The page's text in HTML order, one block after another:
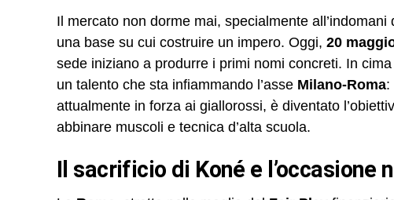
Il mercato non dorme mai, specialmente
una base su cui costruire un impero. Oggi, 20
sede iniziano a produrre i primi nomi concreti. In
un talento che sta infiammando l’asse Milano-Roma:
attualmente in forza ai giallorossi, è diventato
abbinare muscoli e tecnica d’alta scuola.
Il sacrificio di Koné e l’occasione